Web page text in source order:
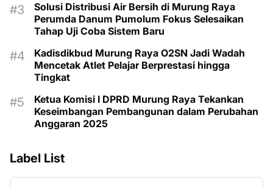
Solusi Distribusi Air Bersih di Murung Raya
Perumda Danum Pumolum Fokus Selesaikan
Tahap Uji Coba Sistem Baru
Kadisdikbud Murung Raya O2SN Jadi Wadah
Mencetak Atlet Pelajar Berprestasi hingga
Tingkat
Ketua Komisi I DPRD Murung Raya Tekankan
Keseimbangan Pembangunan dalam Perubahan
Anggaran 2025
Label List